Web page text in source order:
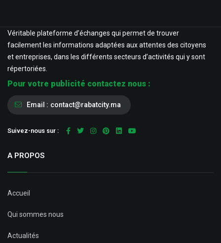
Véritable plateforme d’échanges qui permet de trouver
facilement les informations adaptées aux attentes des citoyens
et entreprises, dans les différents secteurs d’activités qui y sont
répertoriées.
Pour votre publicité contactez nous :
Email : contact@rabatcity.ma
Suivez-nous sur :
A PROPOS
Accueil
Qui sommes nous
Actualités